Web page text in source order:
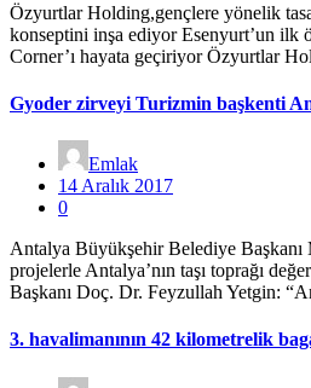
Özyurtlar Holding,gençlere yönelik
konseptini inşa ediyor Esenyurt’un ilk
Corner’ı hayata geçiriyor Özyurtlar
Gyoder zirveyi Turizmin başkenti
Emlak
14 Aralık 2017
0
Antalya Büyükşehir Belediye Başkanı
projelerle Antalya’nın taşı toprağı
Başkanı Doç. Dr. Feyzullah Yetgin:
3. havalimanının 42 kilometrelik